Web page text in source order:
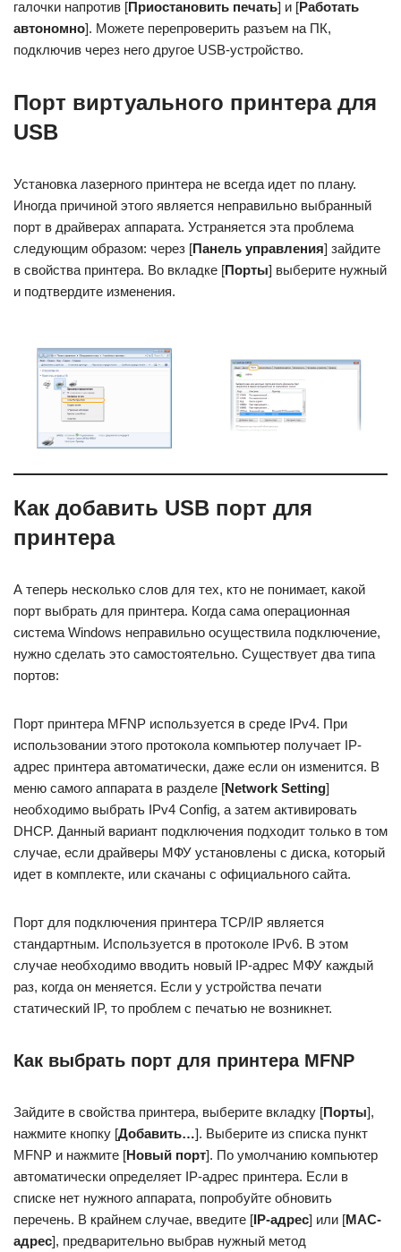
галочки напротив [Приостановить печать] и [Работать
автономно]. Можете перепроверить разъем на ПК,
подключив через него другое USB-устройство.
Порт виртуального принтера для
USB
Установка лазерного принтера не всегда идет по плану.
Иногда причиной этого является неправильно выбранный
порт в драйверах аппарата. Устраняется эта проблема
следующим образом: через [Панель управления] зайдите
в свойства принтера. Во вкладке [Порты] выберите нужный
и подтвердите изменения.
Как добавить USB порт для
принтера
А теперь несколько слов для тех, кто не понимает, какой
порт выбрать для принтера. Когда сама операционная
система Windows неправильно осуществила подключение,
нужно сделать это самостоятельно. Существует два типа
портов:
Порт принтера MFNP используется в среде IPv4. При
использовании этого протокола компьютер получает IP-
адрес принтера автоматически, даже если он изменится. В
меню самого аппарата в разделе [Network Setting]
необходимо выбрать IPv4 Config, а затем активировать
DHCP. Данный вариант подключения подходит только в том
случае, если драйверы МФУ установлены с диска, который
идет в комплекте, или скачаны с официального сайта.
Порт для подключения принтера TCP/IP является
стандартным. Используется в протоколе IPv6. В этом
случае необходимо вводить новый IP-адрес МФУ каждый
раз, когда он меняется. Если у устройства печати
статический IP, то проблем с печатью не возникнет.
Как выбрать порт для принтера MFNP
Зайдите в свойства принтера, выберите вкладку [Порты],
нажмите кнопку [Добавить…]. Выберите из списка пункт
MFNP и нажмите [Новый порт]. По умолчанию компьютер
автоматически определяет IP-адрес принтера. Если в
списке нет нужного аппарата, попробуйте обновить
перечень. В крайнем случае, введите [IP-адрес] или [MAC-
адрес], предварительно выбрав нужный метод